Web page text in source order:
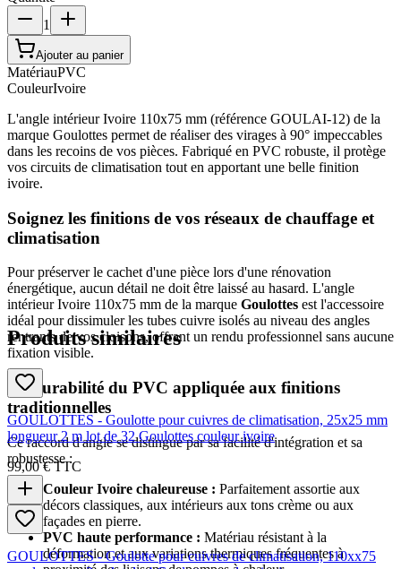
1
Ajouter au panier
MatériauPVC
CouleurIvoire
L'angle intérieur Ivoire 110x75 mm (référence GOULAI-12) de la
marque Goulottes permet de réaliser des virages à 90° impeccables
dans les recoins de vos pièces. Fabriqué en PVC robuste, il protège
vos circuits de climatisation tout en apportant une belle finition
ivoire.
Soignez les finitions de vos réseaux de chauffage et
climatisation
Pour préserver le cachet d'une pièce lors d'une rénovation
énergétique, aucun détail ne doit être laissé au hasard. L'angle
intérieur Ivoire 110x75 mm de la marque Goulottes est l'accessoire
idéal pour dissimuler les tubes cuivre isolés au niveau des angles
rentrants de vos cloisons, offrant un rendu professionnel sans aucune
fixation visible.
La durabilité du PVC appliquée aux finitions
traditionnelles
Ce raccord d'angle se distingue par sa facilité d'intégration et sa
robustesse :
Couleur Ivoire chaleureuse : Parfaitement assortie aux
décors classiques, aux intérieurs aux tons crème ou aux
façades en pierre.
PVC haute performance : Matériau résistant à la
déformation et aux variations thermiques fréquentes à
Produits similaires
GOULOTTES - Goulotte pour cuivres de climatisation, 25x25 mm
longueur 2 m lot de 32 Goulottes couleur ivoire
99,00 € TTC
GOULOTTES - Goulotte pour cuivres de climatisation, 110xx75